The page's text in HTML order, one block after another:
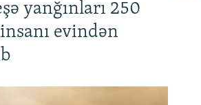
yanğınları 250
evindən